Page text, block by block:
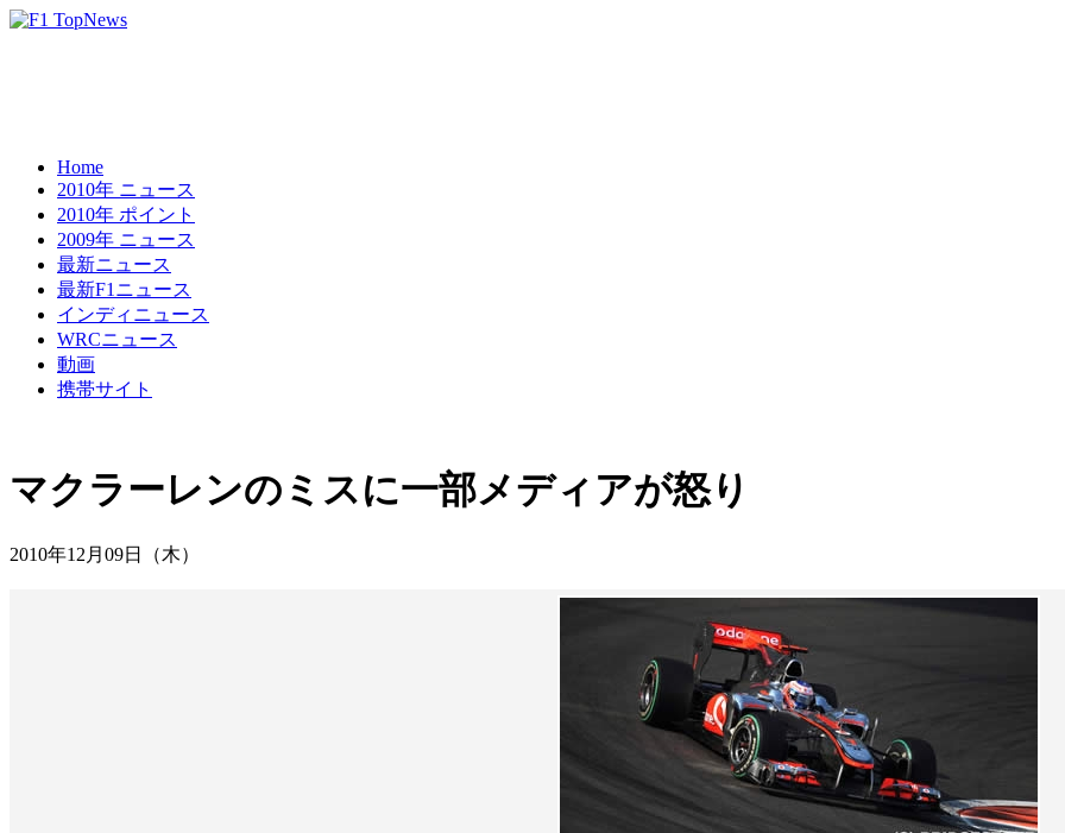
Home
2010年 ニュース
2010年 ポイント
2009年 ニュース
最新ニュース
最新F1ニュース
インディニュース
WRCニュース
動画
携帯サイト
マクラーレンのミスに一部メディアが怒り
2010年12月09日（木）